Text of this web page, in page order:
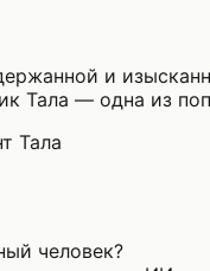
и
Тала — одна из
Тала
человек?